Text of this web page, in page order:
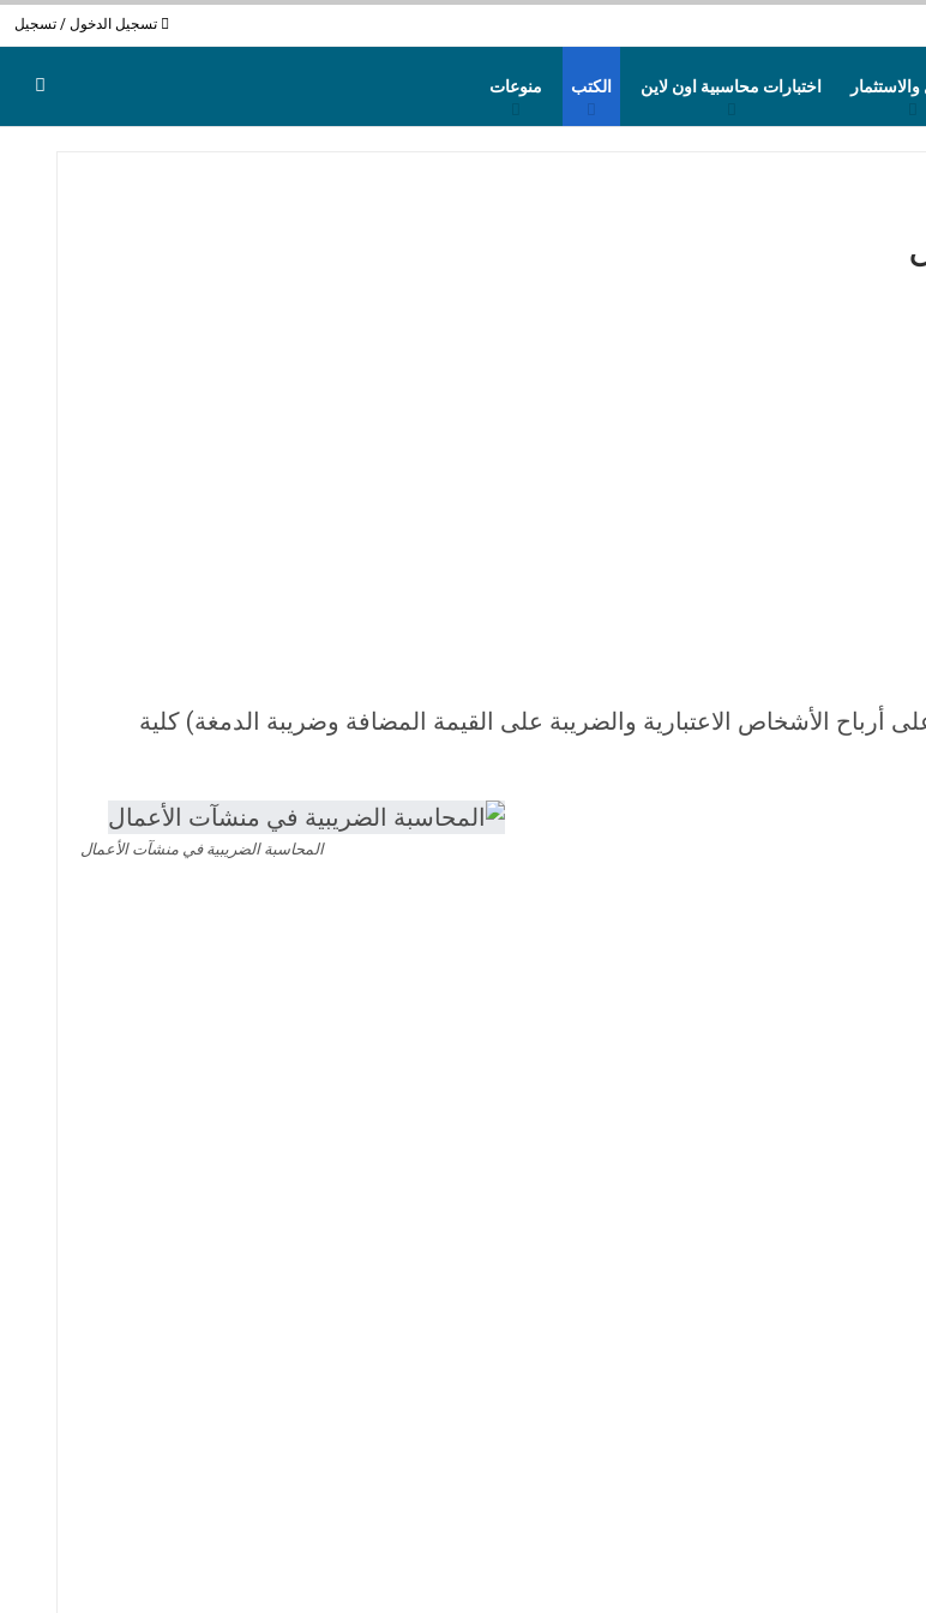
تسجيل الدخول / تسجيل
والاستثمار اختبارات محاسبية اون لاين الكتب منوعات
الأشخاص الاعتبارية والضريبة على القيمة المضافة وضريبة الدمغة) كلية
المحاسبة الضريبية في منشآت الأعمال